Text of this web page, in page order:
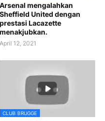
Arsenal mengalahkan
Sheffield United dengan
prestasi Lacazette
menakjubkan.
April 12, 2021
CLUB BRUGGE